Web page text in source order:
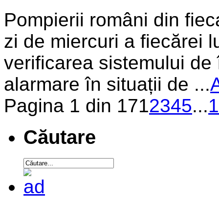
Pompierii români din
zi de miercuri a fiecărei
verificarea sistemului
alarmare în situații de ...
Pagina 1 din 1712345...
Căutare